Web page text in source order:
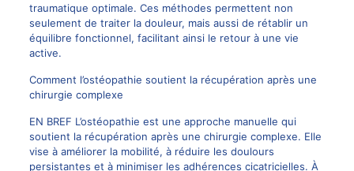
traumatique optimale. Ces méthodes permettent non
seulement de traiter la douleur, mais aussi de rétablir un
équilibre fonctionnel, facilitant ainsi le retour à une vie
active.
Comment l’ostéopathie soutient la récupération après une
chirurgie complexe
EN BREF L’ostéopathie est une approche manuelle qui
soutient la récupération après une chirurgie complexe. Elle
vise à améliorer la mobilité, à réduire les doulours
persistantes et à minimiser les adhérences cicatricielles. À